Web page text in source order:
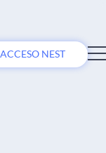
ACCESO NEST